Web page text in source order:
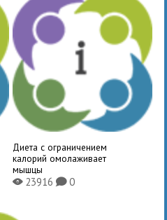
Диета с ограничением
калорий омолаживает
мышцы
X23916 K0